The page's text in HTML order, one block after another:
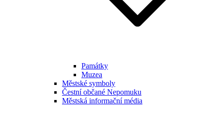
Památky
Muzea
Městské symboly
Čestní občané Nepomuku
Městská informační média